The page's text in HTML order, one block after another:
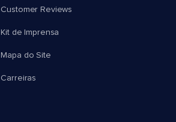
Customer Reviews
Kit de Imprensa
Mapa do Site
Carreiras